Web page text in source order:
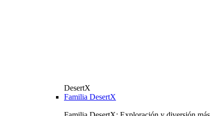
DesertX
Familia DesertX